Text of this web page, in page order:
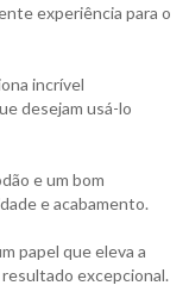
experiência para o
incrível
desejam usá-lo
e um bom
e acabamento.
papel que eleva a
excepcional.